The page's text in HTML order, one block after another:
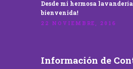
Desde mi hermosa
bienvenida!
22 NOVIEMBRE, 2016
Información de